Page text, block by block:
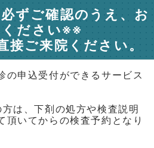
ずご確認のうえ、お
ください※※
接ご来院ください。
の申込受付ができるサービス
は、下剤の処方や検査説明
頂いてからの検査予約となり